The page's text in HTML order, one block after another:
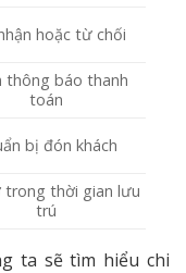
hoặc từ chối
thông báo thanh
toán
bị đón khách
trong thời gian lưu
trú
ta sẽ tìm hiểu chi